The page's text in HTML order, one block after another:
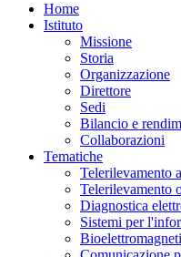
Home
Istituto
Missione
Storia
Organizzazione
Direttore
Sedi
Bilancio e
Collaborazioni
Tematiche
Telerilevamento
Telerilevamento
Diagnostica
Sistemi per